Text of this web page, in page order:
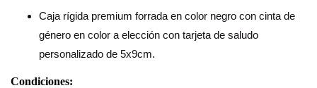
Caja rígida premium forrada en color negro con cinta de
género en color a elección con tarjeta de saludo
personalizado de 5x9cm.
Condiciones: